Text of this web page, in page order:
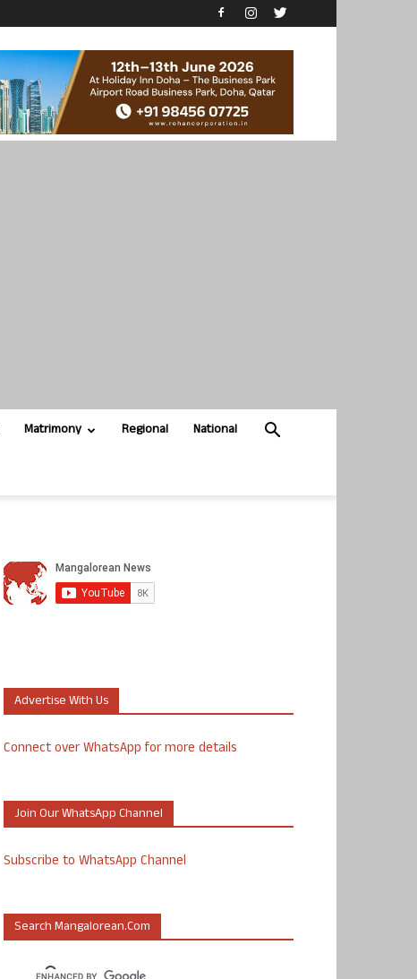
Matrimony Regional National
Advertise With Us
Connect over WhatsApp for more details
Join Our WhatsApp Channel
Subscribe to WhatsApp Channel
Search Mangalorean.com